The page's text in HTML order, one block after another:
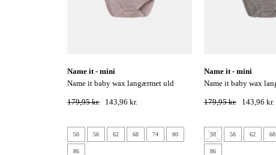
name it - mini
name it baby wax langærmet uld
179,95 kr. 143,96 kr.
50 56 62 68 74 80
86
name it - mini
name it baby wax langærmet uld
179,95 kr. 143,96 kr.
50 56 62 68
86